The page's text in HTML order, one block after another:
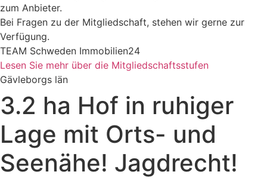
zum Anbieter.
Bei Fragen zu der Mitgliedschaft, stehen wir gerne zur
Verfügung.
TEAM Schweden Immobilien24
Lesen Sie mehr über die Mitgliedschaftsstufen
Gävleborgs län
3.2 ha Hof in ruhiger
Lage mit Orts- und
Seenähe! Jagdrecht!